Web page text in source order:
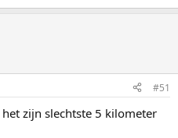
#51
zijn slechtste 5 kilometer